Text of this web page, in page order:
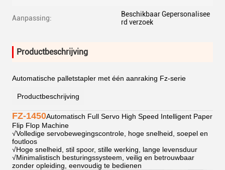
Aanpassing:
Beschikbaar Gepersonalisee
rd verzoek
Productbeschrijving
Automatische palletstapler met één aanraking Fz-serie
Productbeschrijving
FZ-1450Automatisch Full Servo High Speed Intelligent Paper
Flip Flop Machine
√Volledige servobewegingscontrole, hoge snelheid, soepel en
foutloos
√Hoge snelheid, stil spoor, stille werking, lange levensduur
√Minimalistisch besturingssysteem, veilig en betrouwbaar
zonder opleiding, eenvoudig te bedienen